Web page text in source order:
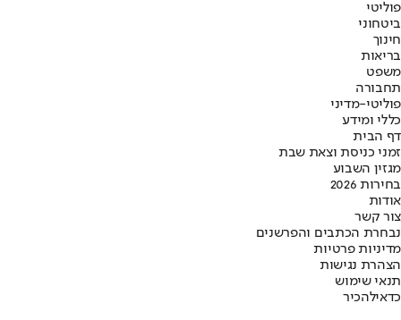
פוליטי
ביטחוני
חינוך
בריאות
משפט
תחבורה
פוליטי-מדיני
כללי ומידע
דף הבית
זמני כניסת וצאת שבת
מגזין השבוע
בחירות 2026
אודות
צור קשר
נבחרת הכתבים והפרשנים
מדיניות פרטיות
הצהרת נגישות
תנאי שימוש
כדאילהכיר